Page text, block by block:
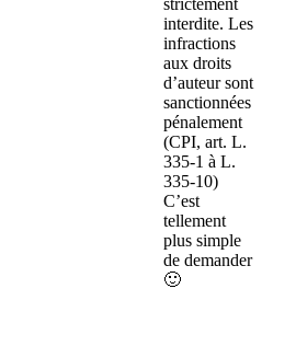
strictement
interdite. Les
infractions
aux droits
d’auteur sont
sanctionnées
pénalement
(CPI, art. L.
335-1 à L.
335-10)
C’est
tellement
plus simple
de demander
🙂